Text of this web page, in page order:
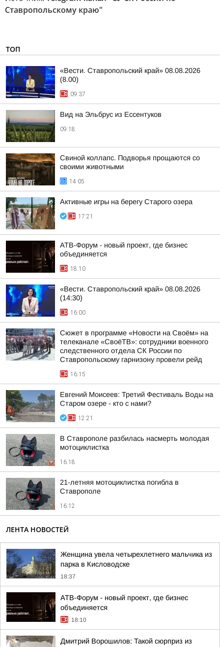
Ставропольскому краю"
ТОП
«Вести. Ставропольский край» 08.08.2026
(8.00)
09:37
Вид на Эльбрус из Ессентуков
09:18
Свиной коллапс. Подворья прощаются со
своими животными
14:05
Активные игры на берегу Старого озера
17:21
АТВ-Форум - новый проект, где бизнес
объединяется
18:10
«Вести. Ставропольский край» 08.08.2026
(14:30)
16:00
Сюжет в программе «Новости на Своём» на
телеканале «СвоёТВ»: сотрудники военного
следственного отдела СК России по
Ставропольскому гарнизону провели рейд
16:15
Евгений Моисеев: Третий Фестиваль Воды на
Старом озере - кто с нами?
12:21
В Ставрополе разбилась насмерть молодая
мотоциклистка
16:18
21-летняя мотоциклистка погибла в
Ставрополе
16:12
ЛЕНТА НОВОСТЕЙ
Женщина увела четырехлетнего мальчика из
парка в Кисловодске
18:37
АТВ-Форум - новый проект, где бизнес
объединяется
18:10
Дмитрий Ворошилов: Такой сюрприз из